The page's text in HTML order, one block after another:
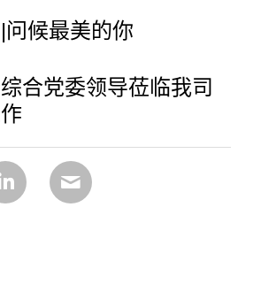
问候最美的你
合党委领导莅临我司